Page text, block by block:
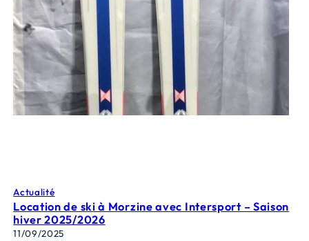
Actualité
Location de ski à Morzine avec Intersport – Saison
hiver 2025/2026
11/09/2025